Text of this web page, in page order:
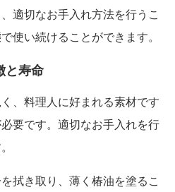
適切なお手入れ方法を行うこ
使い続けることができます。
と寿命
、料理人に好まれる素材です
要です。適切なお手入れを行
拭き取り、薄く椿油を塗るこ